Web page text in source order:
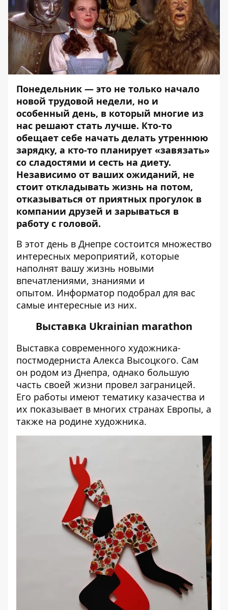
Понедельник — это не только начало
новой трудовой недели, но и
особенный день, в который многие из
нас решают стать лучше. Кто-то
обещает себе начать делать утреннюю
зарядку, а кто-то планирует «завязать»
со сладостями и сесть на диету.
Независимо от ваших ожиданий, не
стоит откладывать жизнь на потом,
отказываться от приятных прогулок в
компании друзей и зарываться в
работу с головой.
В этот день в Днепре состоится множество
интересных мероприятий, которые
наполнят вашу жизнь новыми
впечатлениями, знаниями и
опытом. Информатор подобрал для вас
самые интересные из них.
Выставка Ukrainian marathon
Выставка современного художника-
постмодерниста Алекса Высоцкого. Сам
он родом из Днепра, однако большую
часть своей жизни провел заграницей.
Его работы имеют тематику казачества и
их показывает в многих странах Европы, а
также на родине художника.